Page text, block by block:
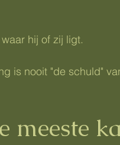
hij of zij ligt.
is nooit "de schuld"
meeste